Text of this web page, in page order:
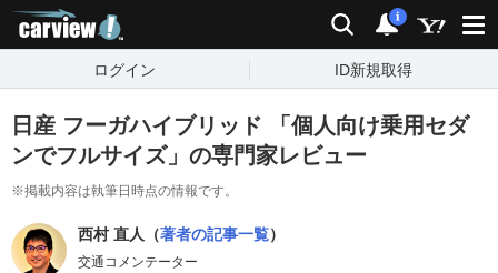
検索 通知
i
ログイン ID新規取得
日産 フーガハイブリッド 「個人向け乗用セダ
ンでフルサイズ」の専門家レビュー
※掲載内容は執筆日時点の情報です。
西村 直人（著者の記事一覧）
交通コメンテーター